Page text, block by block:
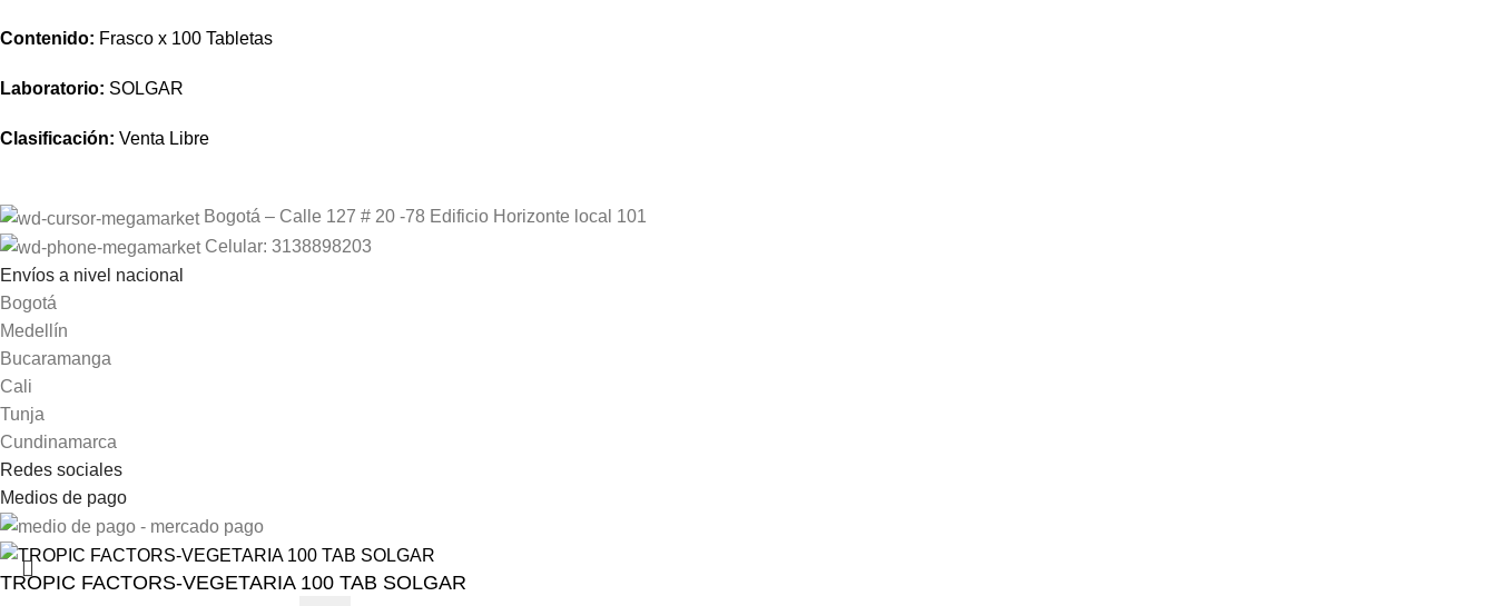
Contenido: Frasco x 100 Tabletas
Laboratorio: SOLGAR
Clasificación: Venta Libre
Bogotá – Calle 127 # 20 -78 Edificio Horizonte local 101
Celular: 3138898203
Envíos a nivel nacional
Bogotá
Medellín
Bucaramanga
Cali
Tunja
Cundinamarca
Redes sociales
Medios de pago
TROPIC FACTORS-VEGETARIA 100 TAB SOLGAR